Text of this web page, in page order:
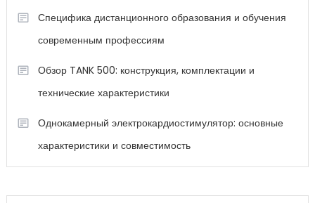
Специфика дистанционного образования и обучения
современным профессиям
Обзор TANK 500: конструкция, комплектации и
технические характеристики
Однокамерный электрокардиостимулятор: основные
характеристики и совместимость